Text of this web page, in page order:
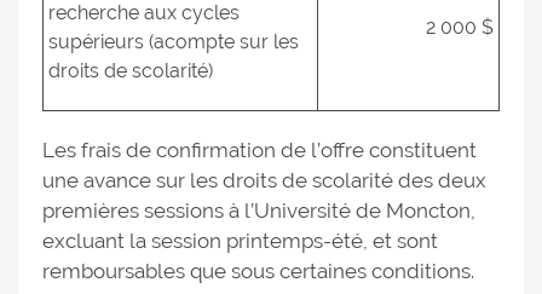
recherche aux cycles
supérieurs (acompte sur les
droits de scolarité)
2 000 $
Les frais de confirmation de l’offre constituent
une avance sur les droits de scolarité des deux
premières sessions à l’Université de Moncton,
excluant la session printemps-été, et sont
remboursables que sous certaines conditions.